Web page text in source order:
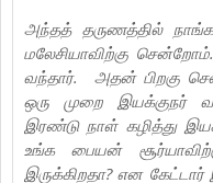
அந்தத் தருணத்தில்
மலேசியாவிற்கு
வந்தார். அதன் பிறகு
ஒரு முறை இயக்குநர்
இரண்டு நாள் கழித்து
உங்க பையன்
இருக்கிறதா? என